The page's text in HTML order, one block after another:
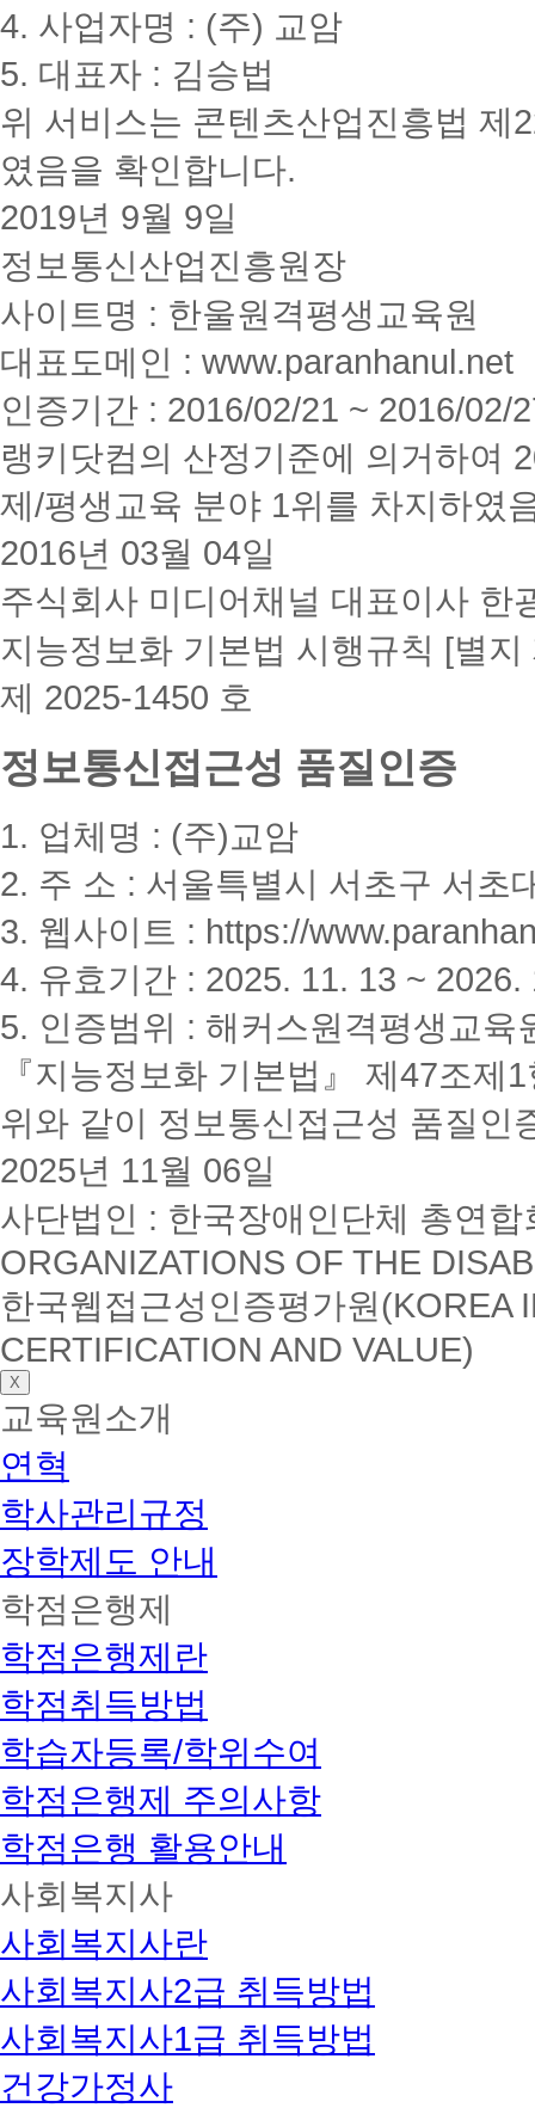
4. 사업자명 : (주) 교암
5. 대표자 : 김승법
위 서비스는 콘텐츠산업진흥법 제
였음을 확인합니다.
2019년 9월 9일
정보통신산업진흥원장
사이트명 : 한울원격평생교육원
대표도메인 : www.paranhanul.net
인증기간 : 2016/02/21 ~ 2016/02/
랭키닷컴의 산정기준에 의거하여
제/평생교육 분야 1위를 차지하였
2016년 03월 04일
주식회사 미디어채널 대표이사 한
지능정보화 기본법 시행규칙 [별지
제 2025-1450 호
정보통신접근성 품질인증
1. 업체명 : (주)교암
2. 주 소 : 서울특별시 서초구 서초
3. 웹사이트 : https://
4. 유효기간 : 2025. 11. 13 ~ 2026.
5. 인증범위 : 해커스원격평생교육
『지능정보화 기본법』 제47조
위와 같이 정보통신접근성 품질인
2025년 11월 06일
사단법인 : 한국장애인단체 총연
ORGANIZATIONS OF THE
한국웹접근성인증평가원(KOREA
CERTIFICATION AND VALUE)
X
교육원소개
연혁
학사관리규정
장학제도 안내
학점은행제
학점은행제란
학점취득방법
학습자등록/학위수여
학점은행제 주의사항
학점은행 활용안내
사회복지사
사회복지사란
사회복지사2급 취득방법
사회복지사1급 취득방법
건강가정사